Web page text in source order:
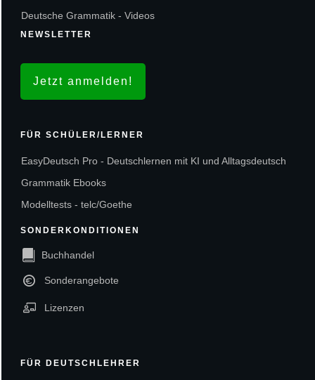
Deutsche Grammatik - Videos
NEWSLETTER
Jetzt anmelden!
FÜR SCHÜLER/LERNER
EasyDeutsch Pro - Deutschlernen mit KI und Alltagsdeutsch
Grammatik Ebooks
Modelltests - telc/Goethe
SONDERKONDITIONEN
Buchhandel
Sonderangebote
Lizenzen
FÜR DEUTSCHLEHRER